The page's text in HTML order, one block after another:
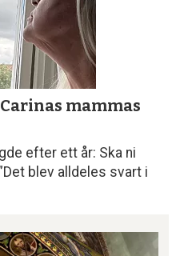
Carinas mammas
efter ett år: Ska ni
blev alldeles svart i